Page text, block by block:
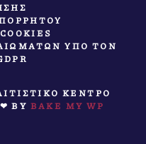
ΥΠΟ ΤΟΝ
ΚΕΝΤΡΟ
BY BAKE MY WP